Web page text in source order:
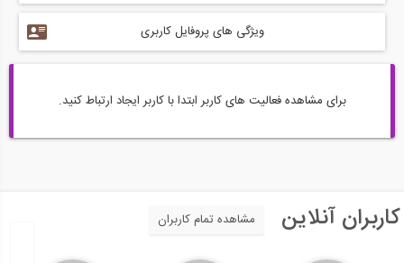
ویژگی های پروفایل کاربری
برای مشاهده فعالیت های کاربر ابتدا با کاربر ایجاد ارتباط کنید.
کاربران آنلاین مشاهده تمام کاربران